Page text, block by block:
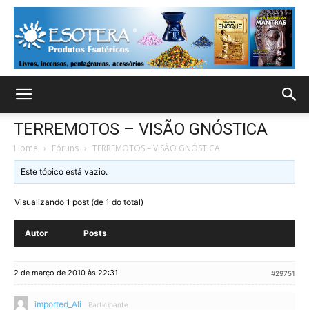
TERREMOTOS – VISÃO GNÓSTICA
Home › Fóruns › TERREMOTOS – VISÃO GNÓSTICA
Este tópico está vazio.
Visualizando 1 post (de 1 do total)
Autor Posts
2 de março de 2010 às 22:31 #29751
imported_Ali Participante